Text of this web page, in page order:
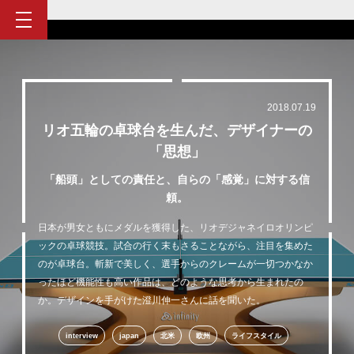
2018.07.19
リオ五輪の卓球台を生んだ、デザイナーの
「思想」
「船頭」としての責任と、自らの「感覚」に対する信
頼。
日本が男女ともにメダルを獲得した、リオデジャネイロオリンピ
ックの卓球競技。試合の行く末もさることながら、注目を集めた
のが卓球台。斬新で美しく、選手からのクレームが一切つかなか
ったほど機能性も高い作品は、どのような思考から生まれたの
か。デザインを手がけた澄川伸一さんに話を聞いた。
interview japan 北米 欧州 ライフスタイル